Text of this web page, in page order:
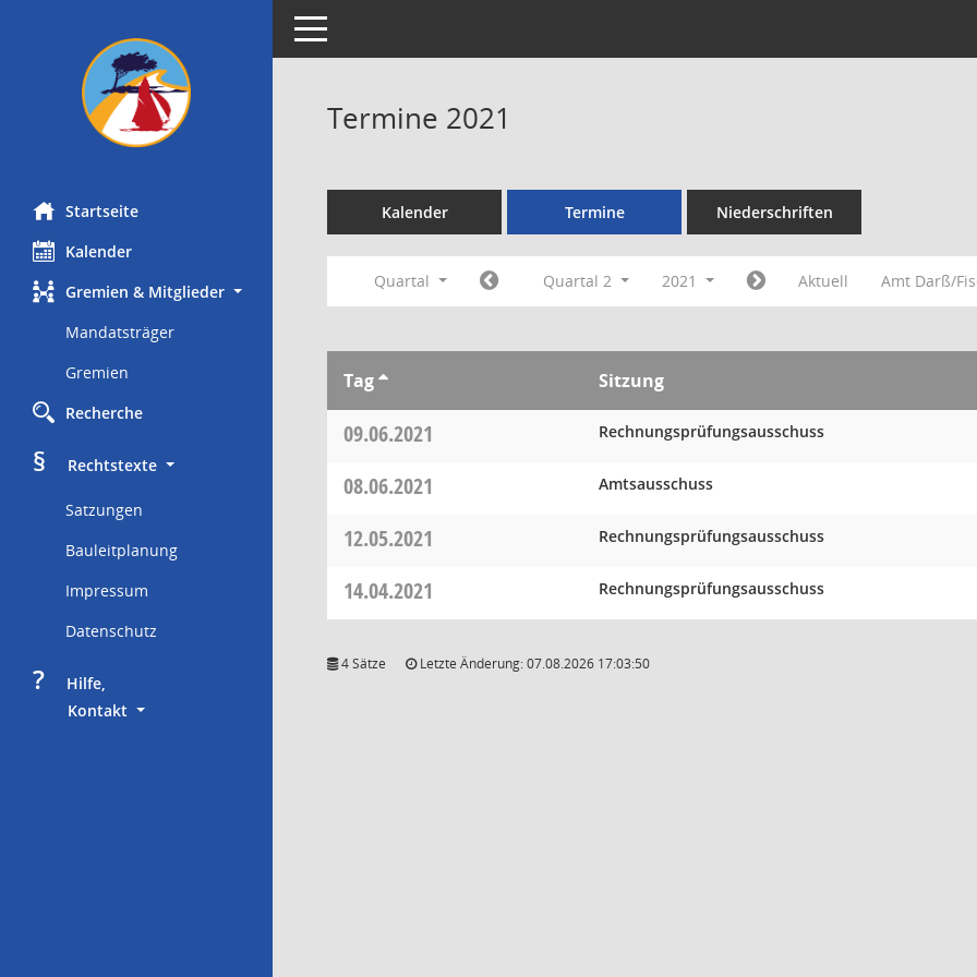
Startseite
Kalender
Gremien & Mitglieder
Mandatsträger
Gremien
Recherche
§
     Rechtstexte
Satzungen
Bauleitplanung
Impressum
Datenschutz
?
     Hilfe,
Kontakt
Toggle navigation
Termine 2021
Kalender Termine Niederschriften
Quartal Quartal 2 2021 Aktuell Amt Darß/
Tag Sitzung
09.06.2021 Rechnungsprüfungsausschuss
08.06.2021 Amtsausschuss
12.05.2021 Rechnungsprüfungsausschuss
14.04.2021 Rechnungsprüfungsausschuss
4 Sätze Letzte Änderung: 07.08.2026 17:03:50